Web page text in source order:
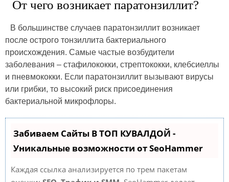
От чего возникает паратонзиллит?
В большинстве случаев паратонзиллит возникает
после острого тонзиллита бактериального
происхождения. Самые частые возбудители
заболевания – стафилококки, стрептококки, клебсиеллы
и пневмококки. Если паратонзиллит вызывают вирусы
или грибки, то высокий риск присоединения
бактериальной микрофлоры.
Забиваем Сайты В ТОП КУВАЛДОЙ -
Уникальные возможности от SeoHammer
Каждая ссылка анализируется по трем пакетам